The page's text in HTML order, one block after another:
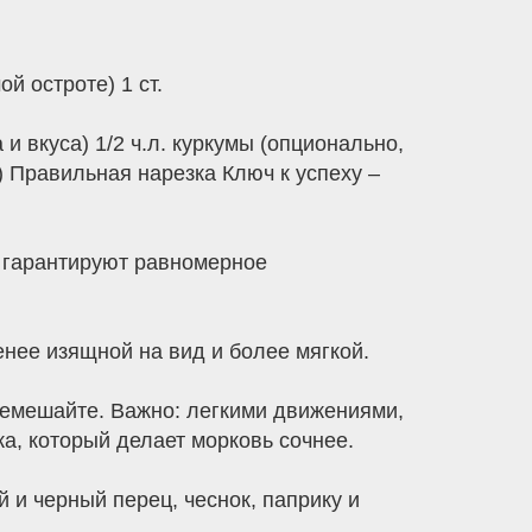
остроте) 1 ст.
вкуса) 1/2 ч.л. куркумы (опционально,
нарезка Ключ к успеху –
равномерное
изящной на вид и более мягкой.
Важно: легкими движениями,
который делает морковь сочнее.
и черный перец, чеснок, паприку и